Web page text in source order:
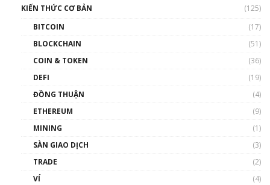
00:43:47
như thể nào?
00:39:31
Phổ cập Blockchain
thống & Crypto qua các cuộc chiến | Phổ cập
KIẾN THỨC CƠ BẢN
(125)
BITCOIN
(17)
BLOCKCHAIN
(51)
COIN & TOKEN
(36)
DEFI
(19)
ĐỒNG THUẬN
(4)
ETHEREUM
(9)
MINING
(1)
SÀN GIAO DỊCH
(3)
TRADE
(2)
VÍ
(4)